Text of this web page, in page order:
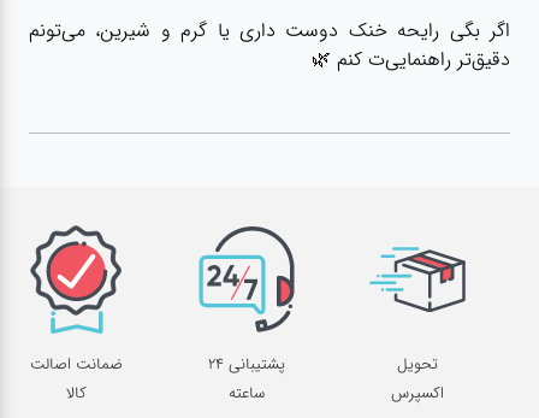
اگر بگی رایحه خنک دوست داری یا گرم و شیرین، می‌تونم
دقیق‌تر راهنمایی‌ت کنم 🌿
تحویل
اکسپرس
پشتیبانی 24
ساعته
ضمانت اصالت
کالا